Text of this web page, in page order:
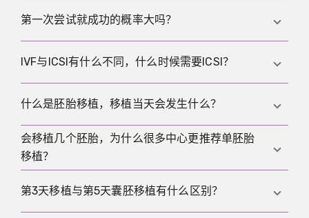
植后10到14天进行，而若有预处理或采用冻胚移植，
成功率主要受年龄、不孕原因、胚胎发育情况、可用
的是妊娠还是活产，以及统计口径是按每次移植、每
第一次尝试就成功的概率大吗？
这高度取决于年龄与具体诊断，而单个周期在统计意
理想往往并不能对总体前景做出明确结论。
IVF与ICSI有什么不同，什么时候需要ICSI？
IVF是让卵子与较多精子共同培养完成受精，而ICSI是
或曾发生受精困难的情况，没有这些原因并不意味着
ICSI一定带来更高成功率。
什么是胚胎移植，移植当天会发生什么？
胚胎移植是用细导管把选定胚胎放入子宫腔内，过程
通常很短且多无需麻醉，关键在于时间点、子宫内膜
会移植几个胚胎，为什么很多中心更推荐单胚胎
移植？
在很多情况下会选择单胚胎移植，因为它能显著降低
第3天移植与第5天囊胚移植有什么区别？